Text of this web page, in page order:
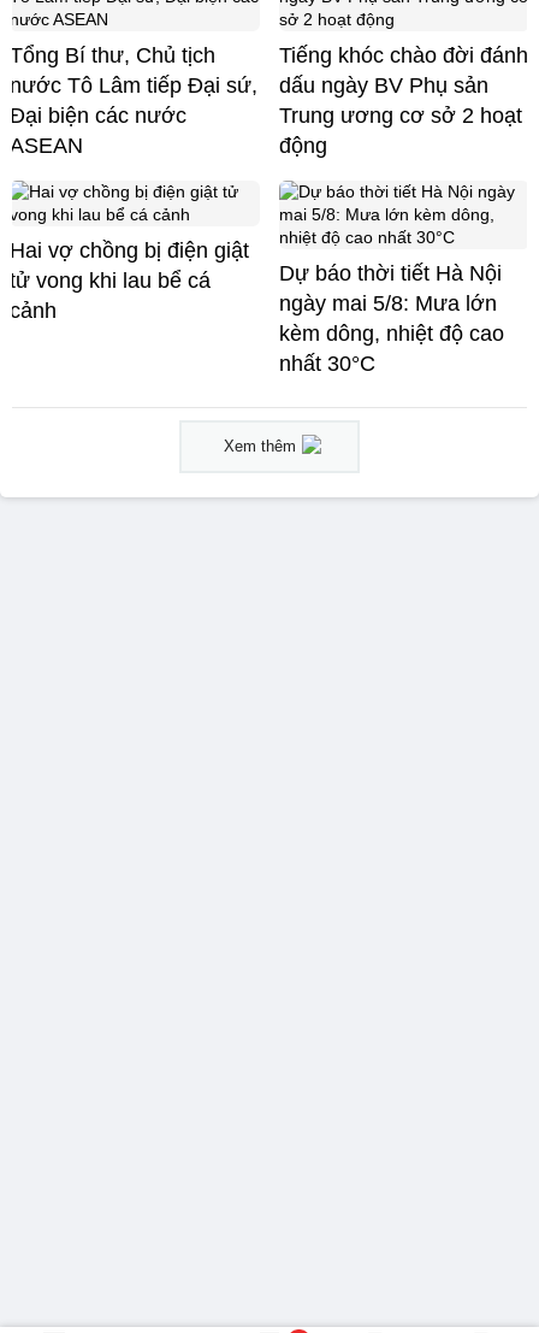
Tổng Bí thư, Chủ tịch
nước Tô Lâm tiếp Đại sứ,
Đại biện các nước
ASEAN
Tiếng khóc chào đời đánh
dấu ngày BV Phụ sản
Trung ương cơ sở 2 hoạt
động
Hai vợ chồng bị điện giật
tử vong khi lau bể cá
cảnh
Dự báo thời tiết Hà Nội
ngày mai 5/8: Mưa lớn
kèm dông, nhiệt độ cao
nhất 30°C
Xem thêm